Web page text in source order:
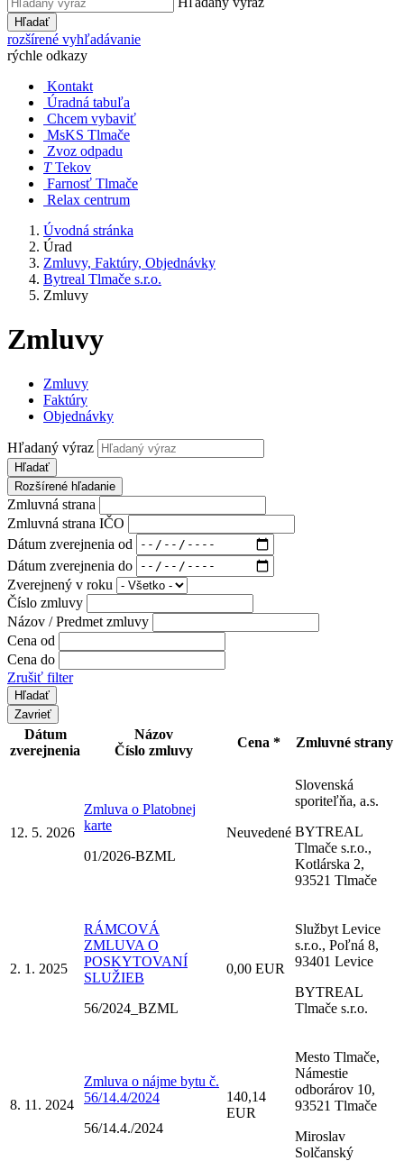
Hľadať
rozšírené vyhľadávanie
rýchle odkazy
Kontakt
Úradná tabuľa
Chcem vybaviť
MsKS Tlmače
Zvoz odpadu
T Tekov
Farnosť Tlmače
Relax centrum
Úvodná stránka
Úrad
Zmluvy, Faktúry, Objednávky
Bytreal Tlmače s.r.o.
Zmluvy
Zmluvy
Zmluvy
Faktúry
Objednávky
Hľadaný výraz
Hľadať
Rozšírené hľadanie
Zmluvná strana
Zmluvná strana IČO
Dátum zverejnenia od
Dátum zverejnenia do
Zverejnený v roku
Číslo zmluvy
Názov / Predmet zmluvy
Cena od
Cena do
Zrušiť filter
Zavrieť
Dátum
zverejnenia
Názov
Číslo zmluvy
Cena * Zmluvné strany
12. 5. 2026
Zmluva o Platobnej
karte
01/2026-BZML
Neuvedené
Slovenská
sporiteľňa, a.s.
BYTREAL
Tlmače s.r.o.,
Kotlárska 2,
93521 Tlmače
2. 1. 2025
RÁMCOVÁ
ZMLUVA O
POSKYTOVANÍ
SLUŽIEB
56/2024_BZML
0,00 EUR
Službyt Levice
s.r.o., Poľná 8,
93401 Levice
BYTREAL
Tlmače s.r.o.
8. 11. 2024
Zmluva o nájme bytu č.
56/14.4/2024
56/14.4./2024
140,14
EUR
Mesto Tlmače,
Námestie
odborárov 10,
93521 Tlmače
Miroslav
Solčanský